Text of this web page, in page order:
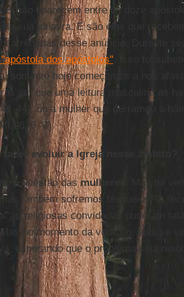
não aparecem entre os doze
sua palavra. E são elas que
desse anúncio. Durante
dos apóstolos". Isso foi
somente hoje começamos a nos
em que uma leitura masculina as
44), ou a mulher que derramou o
26, 6 -7)
fazer evoluir a Igreja nesse âmbito?
à questão dasmulheres
. Mas há
também sofremos bloqueios. O
as religiosas convidadas puderam
no momento da votação, elas se
esperando que o problema seja